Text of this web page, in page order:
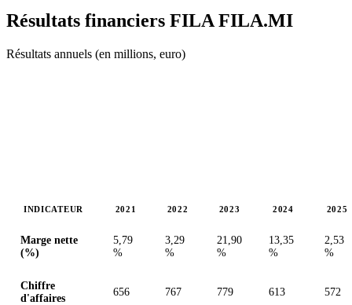
Résultats financiers FILA FILA.MI
Résultats annuels (en millions, euro)
INDICATEUR 2021 2022 2023 2024 2025
Marge nette
(%)
5,79
%
3,29
%
21,90
%
13,35
%
2,53
%
Chiffre
d'affaires
656 767 779 613 572